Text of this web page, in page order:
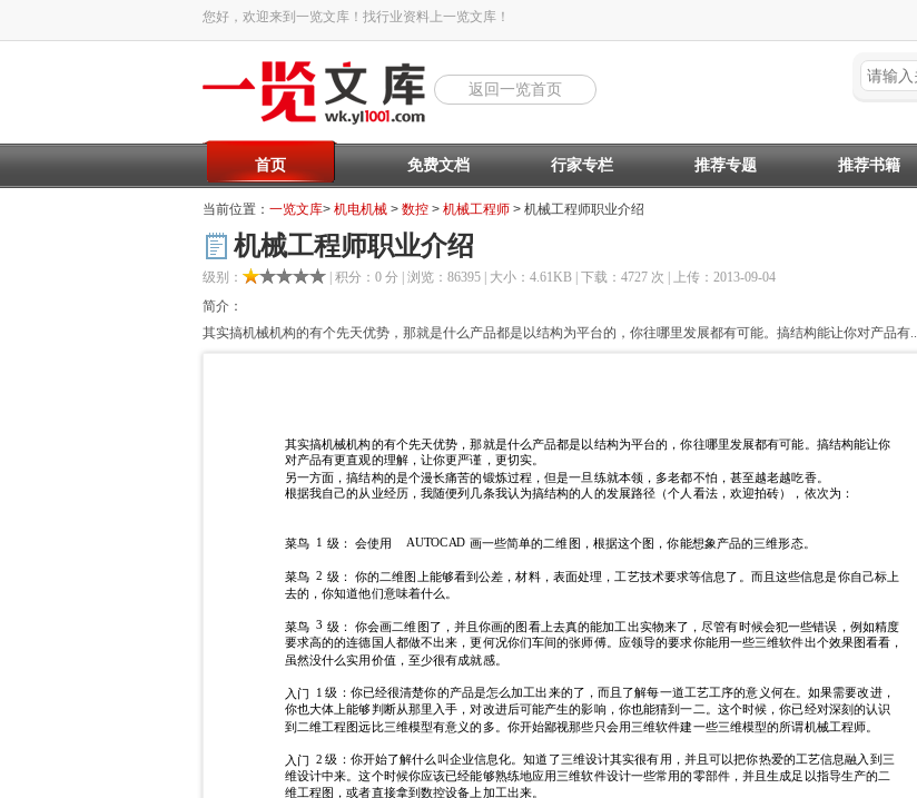
您好，欢迎来到一览文库！找行业资料上一览文库！
返回一览首页
首页 免费文档 行家专栏 推荐专题 推荐书籍
当前位置： 一览文库> 机电机械 > 数控 > 机械工程师 > 机械工程师职业介绍
机械工程师职业介绍
级别：
| 积分：0 分 | 浏览：86395 | 大小：4.61KB | 下载：4727 次 | 上传：2013-09-04
简介：
其实搞机械机构的有个先天优势，那就是什么产品都是以结构为平台的，你往哪里发展都有可能。搞结构能让你对产品有..